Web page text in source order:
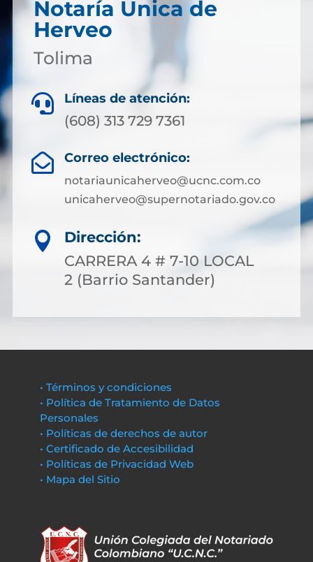
Notaría Única de
Herveo
Tolima
 Líneas de atención:
(608) 313 729 7361
 Correo electrónico:
notariaunicaherveo@ucnc.com.co
unicaherveo@supernotariado.gov.co

Dirección:
CARRERA 4 # 7-10 LOCAL
2 (Barrio Santander)
• Términos y condiciones
• Política de Tratamiento de Datos
Personales
• Políticas de derechos de autor
• Certificado de Accesibilidad
• Políticas de Privacidad Web
• Mapa del Sitio